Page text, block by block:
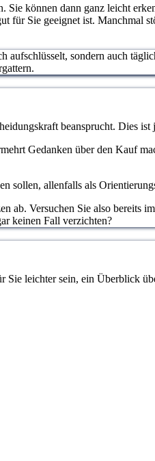
Sie können dann ganz leicht
für Sie geeignet ist. Manchmal
sondern auch
beansprucht. Dies ist
Gedanken über den Kauf
sollen, allenfalls als
ab. Versuchen Sie also bereits
keinen Fall verzichten?
Sie leichter sein, ein Überblick